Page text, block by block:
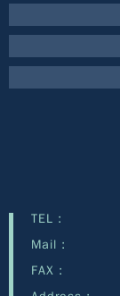
TEL :
Mail :
FAX :